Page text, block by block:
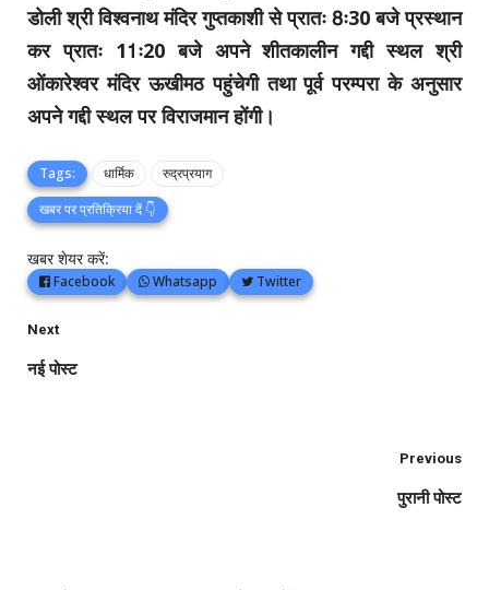
डोली श्री विश्वनाथ मंदिर गुप्तकाशी से प्रातः 8ः30 बजे प्रस्थान
कर प्रातः 11ः20 बजे अपने शीतकालीन गद्दी स्थल श्री
ओंकारेश्वर मंदिर ऊखीमठ पहुंचेगी तथा पूर्व परम्परा के अनुसार
अपने गद्दी स्थल पर विराजमान होंगी।
Tags: धार्मिक
रुद्रप्रयाग
खबर पर प्रतिक्रिया दें 👇
खबर शेयर करें:
Facebook Whatsapp Twitter
Next
नई पोस्ट
Previous
पुरानी पोस्ट